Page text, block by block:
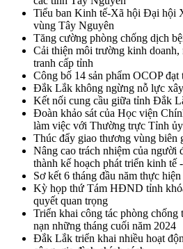
Tiểu ban Kinh tế-Xã hội Đại hội
vùng Tây Nguyên
Tăng cường phòng chống dịch
Cải thiện môi trường kinh doanh,
tranh cấp tỉnh
Công bố 14 sản phẩm OCOP đạt
Đắk Lắk không ngừng nỗ lực
Kết nối cung cầu giữa tỉnh Đắk
Đoàn khảo sát của Học viện
làm việc với Thường trực Tỉnh ủy
Thúc đẩy giao thương vùng biên
Nâng cao trách nhiệm của người
thành kế hoạch phát triển kinh tế
Sơ kết 6 tháng đầu năm thực
Kỳ họp thứ Tám HĐND tỉnh
quyết quan trọng
Triển khai công tác phòng
nạn những tháng cuối năm 2024
Đắk Lắk triển khai nhiều hoạt